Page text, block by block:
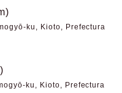
ku, Kioto, Prefectura
ku, Kioto, Prefectura